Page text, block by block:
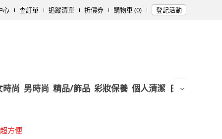
心 查訂單 追蹤清單 折價券 購物車 (0) 登記活動
時尚 男時尚 精品/飾品 彩妝保養 個人清潔 日用/紙品
方便